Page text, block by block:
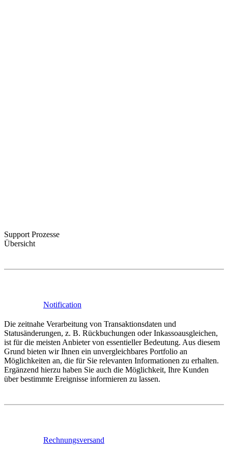
Support Prozesse
Übersicht
Notification
Die zeitnahe Verarbeitung von Transaktionsdaten und
Statusänderungen, z. B. Rückbuchungen oder Inkassoausgleichen,
ist für die meisten Anbieter von essentieller Bedeutung. Aus diesem
Grund bieten wir Ihnen ein unvergleichbares Portfolio an
Möglichkeiten an, die für Sie relevanten Informationen zu erhalten.
Ergänzend hierzu haben Sie auch die Möglichkeit, Ihre Kunden
über bestimmte Ereignisse informieren zu lassen.
Rechnungsversand